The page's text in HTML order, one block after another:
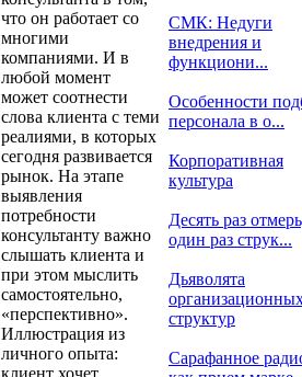
что он работает со
многими
компаниями. И в
любой момент
может соотнести
слова клиента с теми
реалиями, в которых
сегодня развивается
рынок. На этапе
выявления
потребности
консультанту важно
слышать клиента и
при этом мыслить
самостоятельно,
«перспективно».
Иллюстрация из
личного опыта:
клиент хочет
СМК: Недуги
внедрения и
функциони...
Особенности
персонала в о...
Корпоративная
культура
Десять раз
один раз струк...
Дьяволята
структур
Сарафанное